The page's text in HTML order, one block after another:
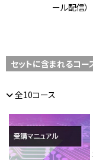
ール配信）
セットに含まれるコー
全10コース